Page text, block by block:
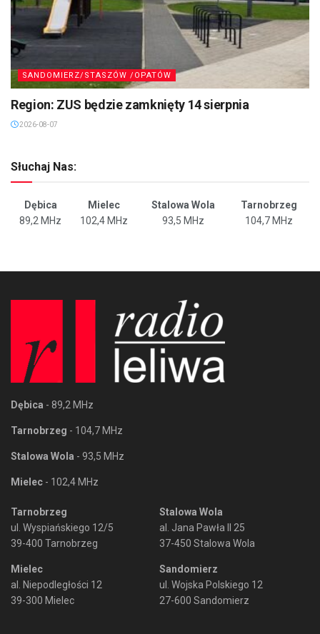
SANDOMIERZ/STASZÓW /OPATÓW
Region: ZUS będzie zamknięty 14 sierpnia
2026-08-07
Słuchaj Nas:
Dębica Mielec Stalowa Wola
Tarnobrzeg
89,2 MHz
102,4 MHz 93,5 MHz 104,7 MHz
Dębica - 89,2 MHz
Tarnobrzeg - 104,7 MHz
Stalowa Wola - 93,5 MHz
Mielec - 102,4 MHz
Tarnobrzeg
ul. Wyspiańskiego 12/5
39-400 Tarnobrzeg
Mielec
al. Niepodległości 12
39-300 Mielec
Stalowa Wola
al. Jana Pawła II 25
37-450 Stalowa Wola
Sandomierz
ul. Wojska Polskiego 12
27-600 Sandomierz